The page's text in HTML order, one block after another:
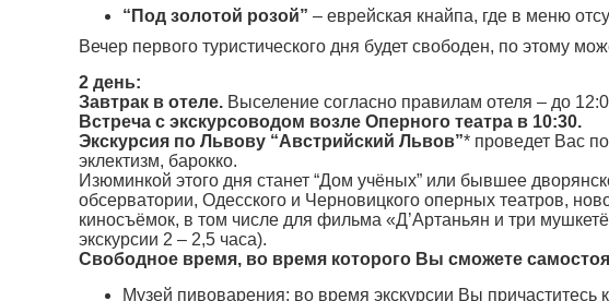
“Под золотой розой” – еврейская кнайпа, где в меню
Вечер первого туристического дня будет свободен, по этому
2 день:
Завтрак в отеле. Выселение согласно правилам отеля – до
Встреча с экскурсоводом возле Оперного театра в 10:30.
Экскурсия по Львову “Австрийский Львов”* проведет Вас
эклектизм, барокко.
Изюминкой этого дня станет “Дом учёных” или бывшее
обсерватории, Одесского и Черновицкого оперных театров,
киносъёмок, в том числе для фильма «Д’Артаньян и три
экскурсии 2 – 2,5 часа).
Свободное время, во время которого Вы сможете
Музей пивоварения: во время экскурсии Вы